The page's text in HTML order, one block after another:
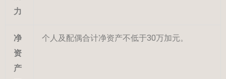
力
净
资
产
个人及配偶合计净资产不低于30万加元。